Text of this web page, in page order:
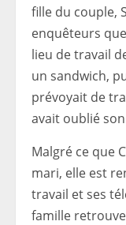
fille du couple,
enquêteurs
lieu de travail
un sandwich,
prévoyait de
avait oublié
Malgré ce que
mari, elle est
travail et ses
famille